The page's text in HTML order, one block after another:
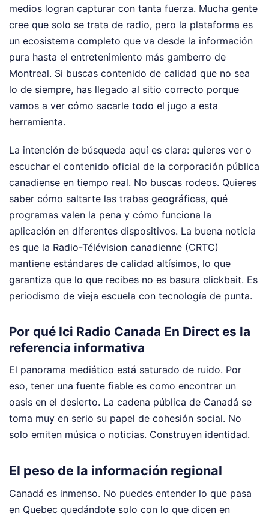
medios logran capturar con tanta fuerza. Mucha gente
cree que solo se trata de radio, pero la plataforma es
un ecosistema completo que va desde la información
pura hasta el entretenimiento más gamberro de
Montreal. Si buscas contenido de calidad que no sea
lo de siempre, has llegado al sitio correcto porque
vamos a ver cómo sacarle todo el jugo a esta
herramienta.
La intención de búsqueda aquí es clara: quieres ver o
escuchar el contenido oficial de la corporación pública
canadiense en tiempo real. No buscas rodeos. Quieres
saber cómo saltarte las trabas geográficas, qué
programas valen la pena y cómo funciona la
aplicación en diferentes dispositivos. La buena noticia
es que la Radio-Télévision canadienne (CRTC)
mantiene estándares de calidad altísimos, lo que
garantiza que lo que recibes no es basura clickbait. Es
periodismo de vieja escuela con tecnología de punta.
Por qué Ici Radio Canada En Direct es la
referencia informativa
El panorama mediático está saturado de ruido. Por
eso, tener una fuente fiable es como encontrar un
oasis en el desierto. La cadena pública de Canadá se
toma muy en serio su papel de cohesión social. No
solo emiten música o noticias. Construyen identidad.
El peso de la información regional
Canadá es inmenso. No puedes entender lo que pasa
en Quebec quedándote solo con lo que dicen en